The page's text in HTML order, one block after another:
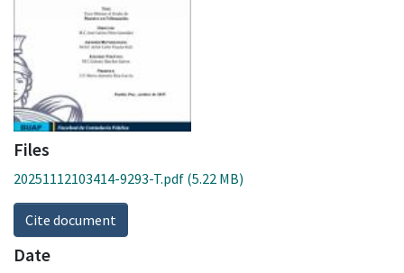
Files
20251112103414-9293-T.pdf (5.22 MB)
Cite document
Date